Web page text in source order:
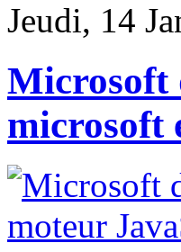
Jeudi, 14
Microsoft
microsoft